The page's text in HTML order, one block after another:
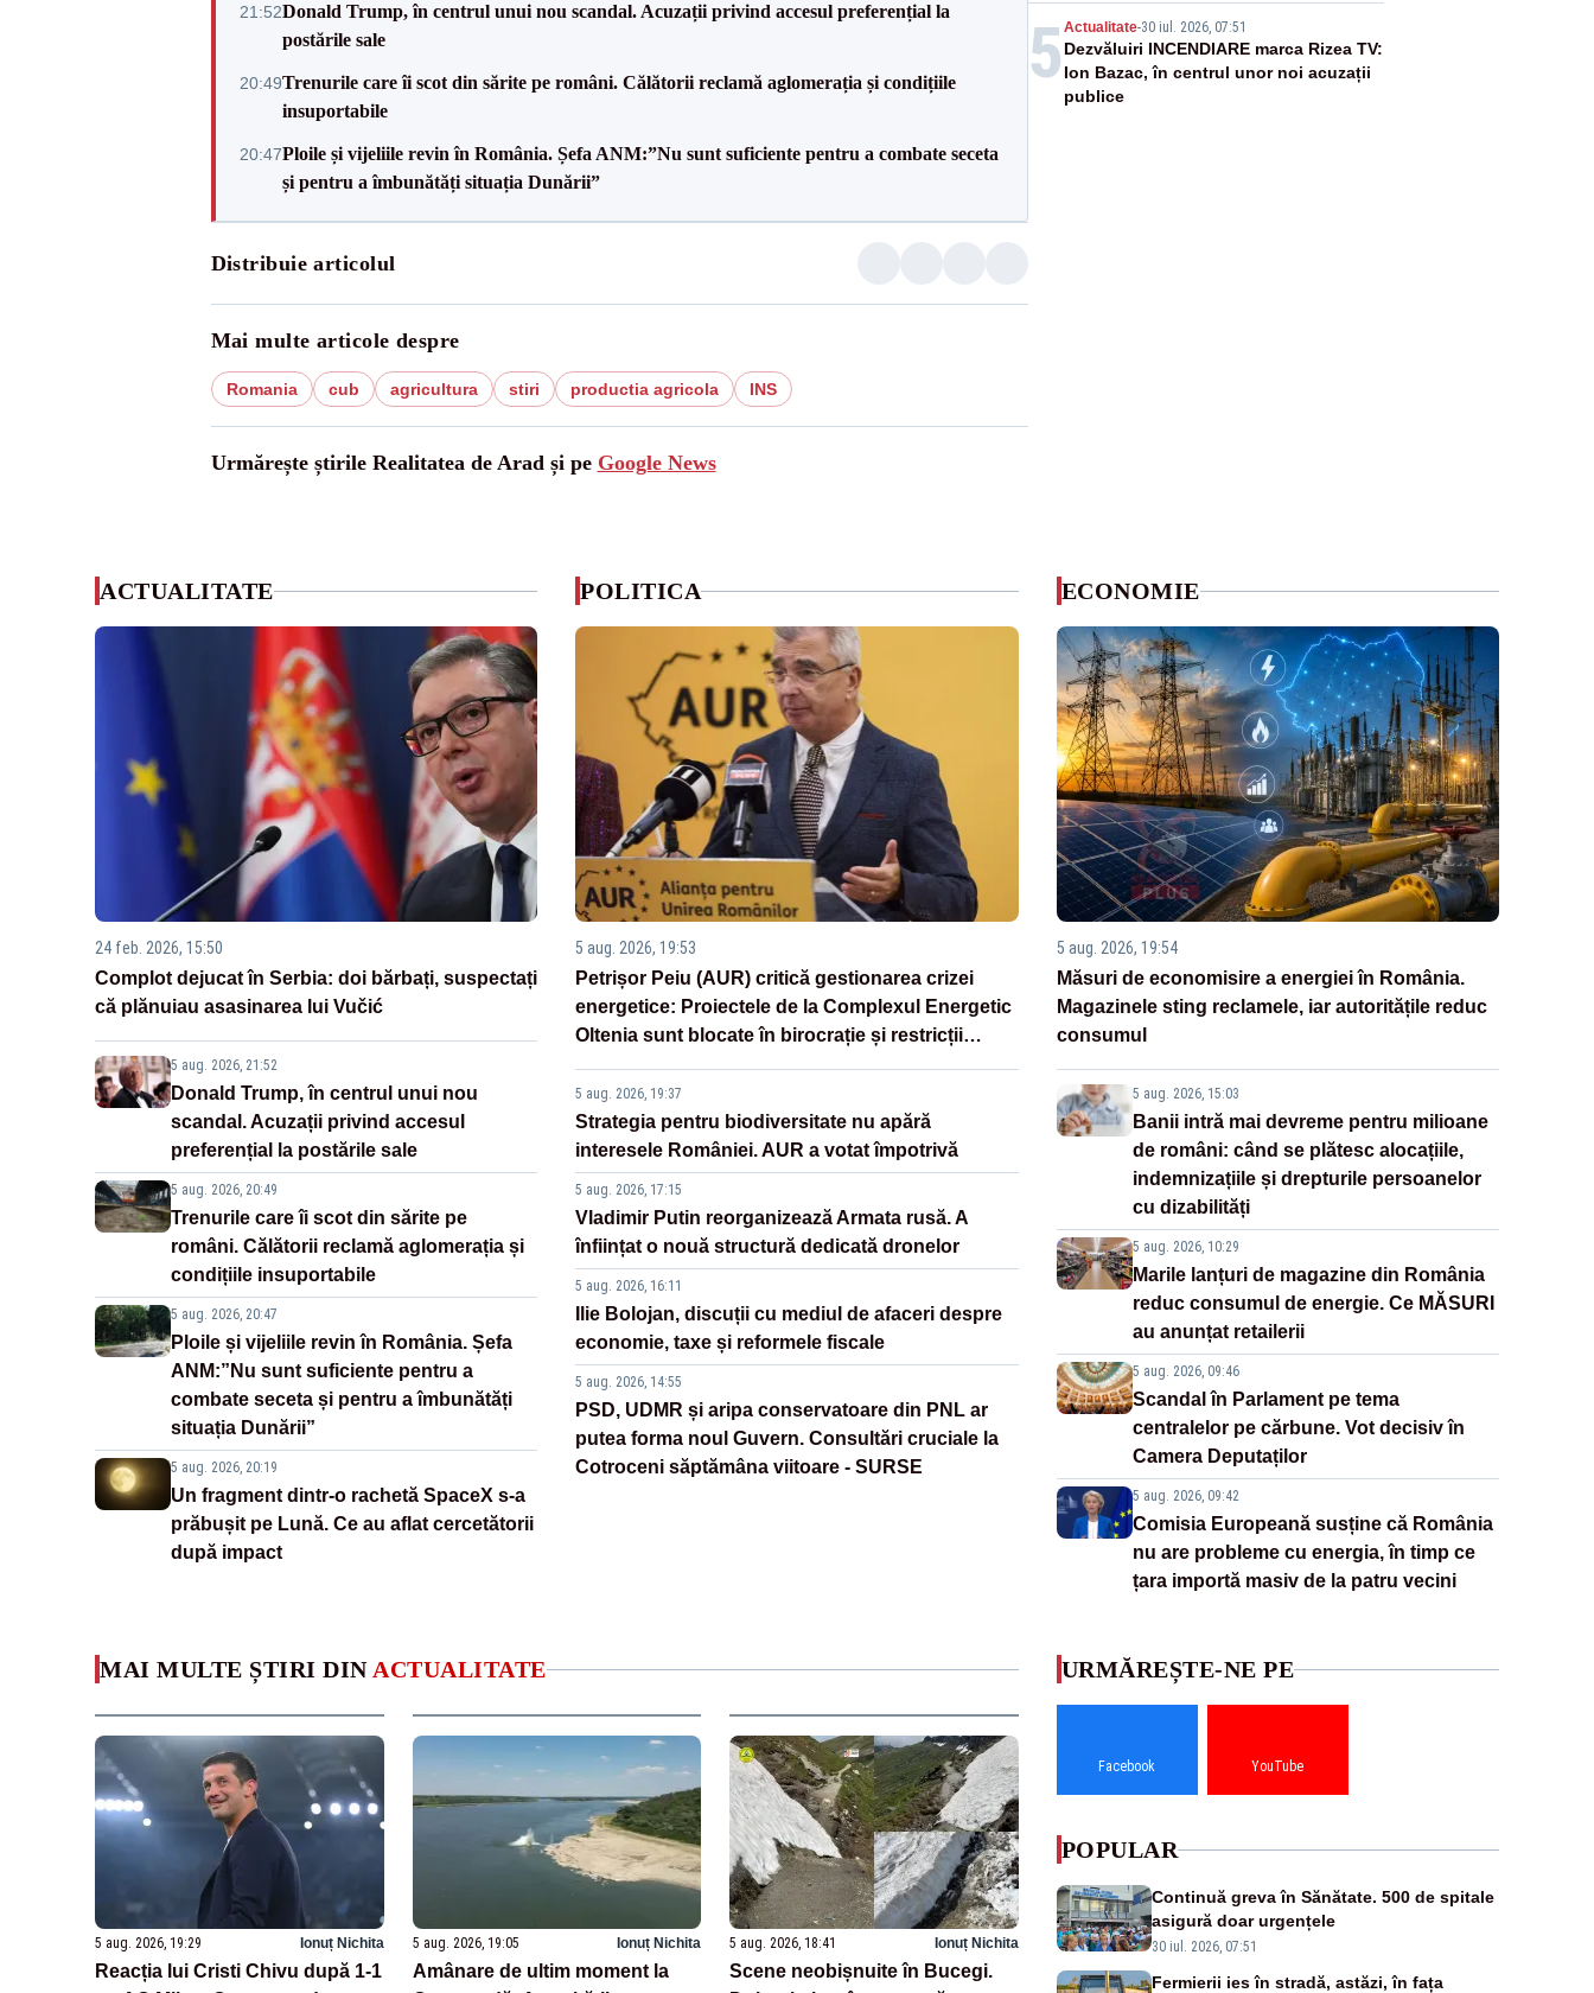
21:52Donald Trump, în centrul unui nou scandal. Acuzații privind accesul preferențial la
postările sale
20:49Trenurile care îi scot din sărite pe români. Călătorii reclamă aglomerația și condițiile
insuportabile
20:47Ploile și vijeliile revin în România. Șefa ANM:”Nu sunt suficiente pentru a combate seceta
și pentru a îmbunătăți situația Dunării”
Distribuie articolul
Mai multe articole despre
Romania cub agricultura stiri productia agricola INS
Urmărește știrile Realitatea de Arad și pe Google News
5 Actualitate-30 iul. 2026, 07:51
Dezvăluiri INCENDIARE marca Rizea TV:
Ion Bazac, în centrul unor noi acuzații
publice
ACTUALITATE
24 feb. 2026, 15:50
Complot dejucat în Serbia: doi bărbați, suspectați
că plănuiau asasinarea lui Vučić
5 aug. 2026, 21:52
Donald Trump, în centrul unui nou
scandal. Acuzații privind accesul
preferențial la postările sale
5 aug. 2026, 20:49
Trenurile care îi scot din sărite pe
români. Călătorii reclamă aglomerația și
condițiile insuportabile
5 aug. 2026, 20:47
Ploile și vijeliile revin în România. Șefa
ANM:”Nu sunt suficiente pentru a
combate seceta și pentru a îmbunătăți
situația Dunării”
5 aug. 2026, 20:19
Un fragment dintr-o rachetă SpaceX s-a
prăbușit pe Lună. Ce au aflat cercetătorii
după impact
POLITICA
5 aug. 2026, 19:53
Petrișor Peiu (AUR) critică gestionarea crizei
energetice: Proiectele de la Complexul Energetic
Oltenia sunt blocate în birocrație și restricții
5 aug. 2026, 19:37
Strategia pentru biodiversitate nu apără
interesele României. AUR a votat împotrivă
5 aug. 2026, 17:15
Vladimir Putin reorganizează Armata rusă. A
înființat o nouă structură dedicată dronelor
5 aug. 2026, 16:11
Ilie Bolojan, discuții cu mediul de afaceri despre
economie, taxe și reformele fiscale
5 aug. 2026, 14:55
PSD, UDMR și aripa conservatoare din PNL ar
putea forma noul Guvern. Consultări cruciale la
Cotroceni săptămâna viitoare - SURSE
ECONOMIE
5 aug. 2026, 19:54
Măsuri de economisire a energiei în România.
Magazinele sting reclamele, iar autoritățile reduc
consumul
5 aug. 2026, 15:03
Banii intră mai devreme pentru milioane
de români: când se plătesc alocațiile,
indemnizațiile și drepturile persoanelor
cu dizabilități
5 aug. 2026, 10:29
Marile lanțuri de magazine din România
reduc consumul de energie. Ce MĂSURI
au anunțat retailerii
5 aug. 2026, 09:46
Scandal în Parlament pe tema
centralelor pe cărbune. Vot decisiv în
Camera Deputaților
5 aug. 2026, 09:42
Comisia Europeană susține că România
nu are probleme cu energia, în timp ce
țara importă masiv de la patru vecini
MAI MULTE ȘTIRI DIN ACTUALITATE
5 aug. 2026, 19:29 Ionuț Nichita
Reacția lui Cristi Chivu după 1-1
5 aug. 2026, 19:05 Ionuț Nichita
Amânare de ultim moment la
5 aug. 2026, 18:41 Ionuț Nichita
Scene neobișnuite în Bucegi.
URMĂREȘTE-NE PE
Facebook YouTube
POPULAR
Continuă greva în Sănătate. 500 de spitale
asigură doar urgențele
30 iul. 2026, 07:51
Fermierii ies în stradă, astăzi, în fața